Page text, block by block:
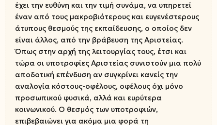
έχει την ευθύνη και την τιμή συνάμα, να υπηρετεί
έναν από τους μακροβιότερους και ευγενέστερους
άτυπους θεσμούς της εκπαίδευσης, ο οποίος δεν
είναι άλλος, από την βράβευση της Αριστείας.
Όπως στην αρχή της λειτουργίας τους, έτσι και
τώρα οι υποτροφίες Αριστείας συνιστούν μια πολύ
αποδοτική επένδυση αν συγκρίνει κανείς την
αναλογία κόστους-οφέλους, οφέλους όχι μόνο
προσωπικού φυσικά, αλλά και ευρύτερα
κοινωνικού. Ο θεσμός των υποτροφιών,
επιβεβαιώνει για ακόμα μια φορά τη